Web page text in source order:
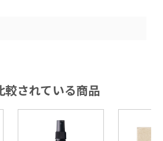
較されている商品